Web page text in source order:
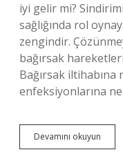
iyi gelir mi?
sağlığında rol
zengindir.
bağırsak
Bağırsak iltihabına
enfeksiyonlarına
Devamını okuyun